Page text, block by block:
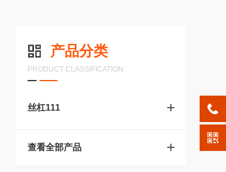
产品分类
PRODUCT CLASSIFICATION
丝杠111
查看全部产品